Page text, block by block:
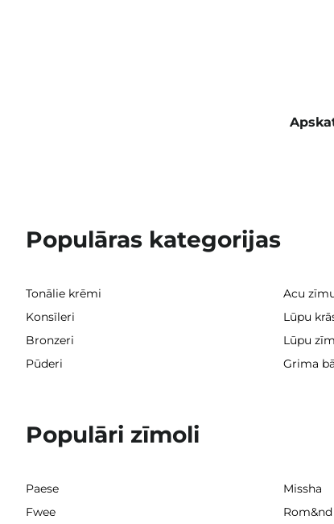
Populāras kategorijas
Tonālie krēmi Acu
Konsīleri
Lūpu
Bronzeri
Lūpu
Pūderi
Grima
Populāri zīmoli
Paese Missha
Fwee
Rom&nd